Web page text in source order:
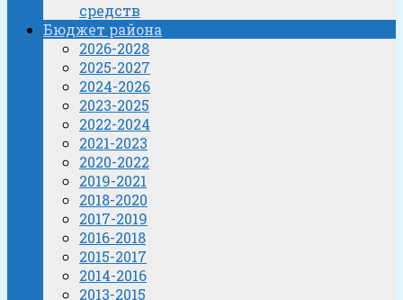
средств
Бюджет района
2026-2028
2025-2027
2024-2026
2023-2025
2022-2024
2021-2023
2020-2022
2019-2021
2018-2020
2017-2019
2016-2018
2015-2017
2014-2016
2013-2015